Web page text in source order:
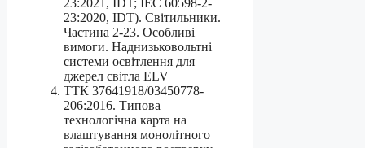
23:2021, IDT; IEC 60598-2-
23:2020, IDT). Світильники.
Частина 2-23. Особливі
вимоги. Наднизьковольтні
системи освітлення для
джерел світла ELV
ТТК 37641918/03450778-
206:2016. Типова
технологічна карта на
влаштування монолітного